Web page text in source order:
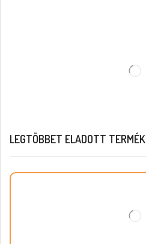
LEGTÖBBET ELADOTT TERMÉK